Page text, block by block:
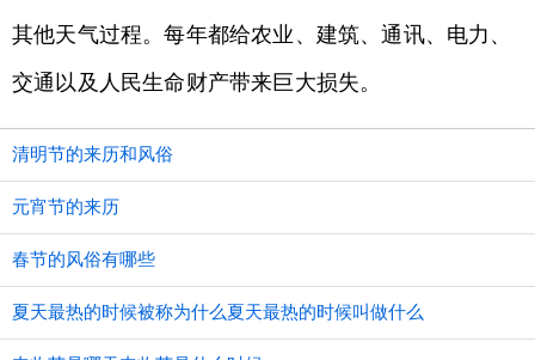
其他天气过程。每年都给农业、建筑、通讯、电力、
交通以及人民生命财产带来巨大损失。
清明节的来历和风俗
元宵节的来历
春节的风俗有哪些
夏天最热的时候被称为什么夏天最热的时候叫做什么